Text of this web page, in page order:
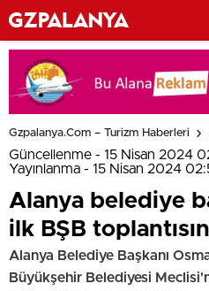
Gzpalanya.com – Turizm Haberleri
Güncellenme - 15 Nisan 2024
Yayınlanma - 15 Nisan 2024
Alanya belediye
ilk BŞB
Alanya Belediye Başkanı
Büyükşehir Belediyesi